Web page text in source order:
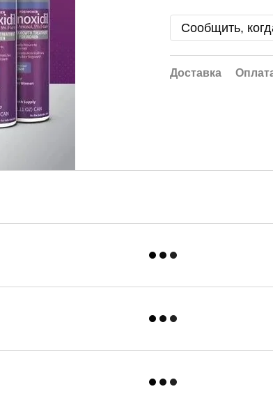
Сообщить,
Доставка